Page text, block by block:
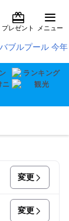
プレゼント メニュー
変更
変更